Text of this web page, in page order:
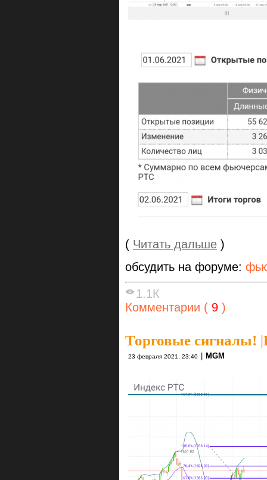
( Читать дальше )
обсудить на форуме:
1.1К
Комментарии ( 9 )
Торговые сигналы! |
23 февраля 2021, 23:40 | MGM